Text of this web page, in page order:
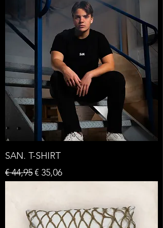
SAN. T-SHIRT
Normale prijs
€ 44,95Verkoopprijs
€ 35,06